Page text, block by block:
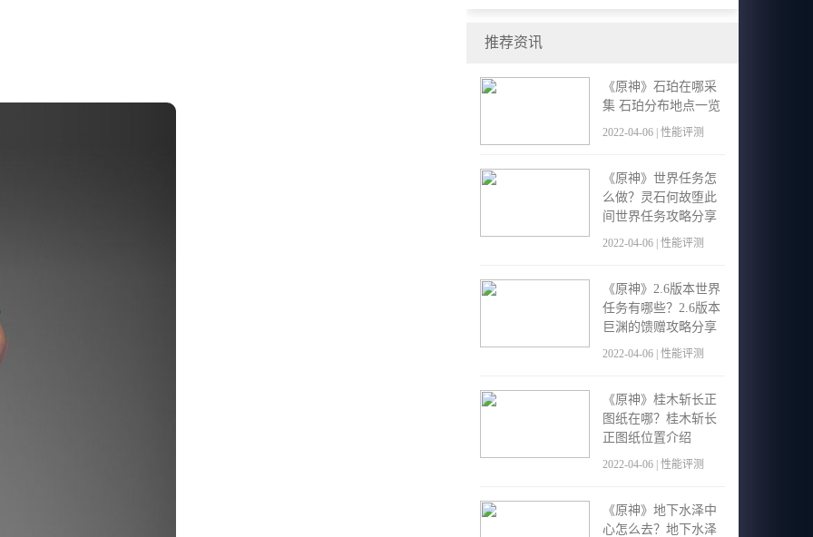
推荐资讯
《原神》石珀在哪采
集 石珀分布地点一览
2022-04-06 | 性能评测
《原神》世界任务怎
么做？灵石何故堕此
间世界任务攻略分享
2022-04-06 | 性能评测
《原神》2.6版本世界
任务有哪些？2.6版本
巨渊的馈赠攻略分享
2022-04-06 | 性能评测
《原神》桂木斩长正
图纸在哪？桂木斩长
正图纸位置介绍
2022-04-06 | 性能评测
《原神》地下水泽中
心怎么去？地下水泽